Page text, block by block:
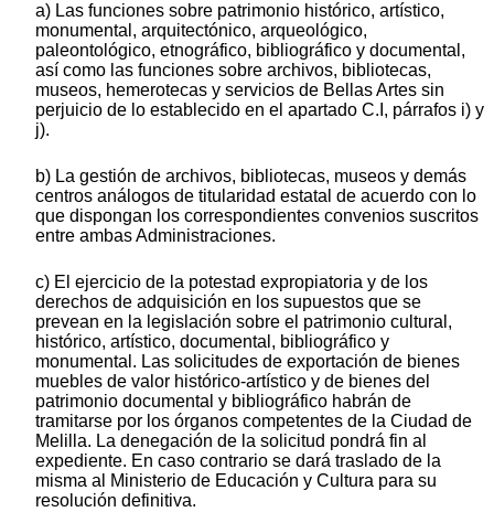
a) Las funciones sobre patrimonio histórico, artístico,
monumental, arquitectónico, arqueológico,
paleontológico, etnográfico, bibliográfico y documental,
así como las funciones sobre archivos, bibliotecas,
museos, hemerotecas y servicios de Bellas Artes sin
perjuicio de lo establecido en el apartado C.I, párrafos i) y
j).
b) La gestión de archivos, bibliotecas, museos y demás
centros análogos de titularidad estatal de acuerdo con lo
que dispongan los correspondientes convenios suscritos
entre ambas Administraciones.
c) El ejercicio de la potestad expropiatoria y de los
derechos de adquisición en los supuestos que se
prevean en la legislación sobre el patrimonio cultural,
histórico, artístico, documental, bibliográfico y
monumental. Las solicitudes de exportación de bienes
muebles de valor histórico-artístico y de bienes del
patrimonio documental y bibliográfico habrán de
tramitarse por los órganos competentes de la Ciudad de
Melilla. La denegación de la solicitud pondrá fin al
expediente. En caso contrario se dará traslado de la
misma al Ministerio de Educación y Cultura para su
resolución definitiva.